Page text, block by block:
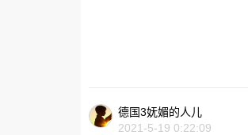
德国3妩媚的人儿
2021-5-19 0:22:09